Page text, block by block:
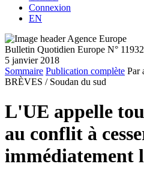
Connexion
EN
Bulletin Quotidien Europe N° 11932
5 janvier 2018
Sommaire Publication complète Par
BRÈVES / Soudan du sud
L'UE appelle
au conflit à
immédiatement